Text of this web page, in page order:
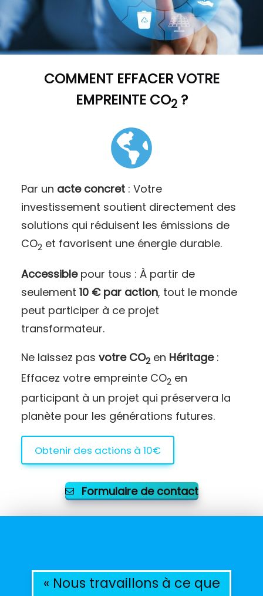
COMMENT EFFACER VOTRE
EMPREINTE CO2?
Par un acte concret: Votre
investissement soutient directement des
solutions qui réduisent les émissions de
CO2 et favorisent une énergie durable.
Accessiblepour tous : À partir de
seulement 10 € par action, tout le monde
peut participer à ce projet
transformateur.
Ne laissez pas votre CO2en Héritage:
Effacez votre empreinte CO2 en
participant à un projet qui préservera la
planète pour les générations futures.
Obtenir des actions à 10€
Formulaire de contact
« Nous travaillons à ce que